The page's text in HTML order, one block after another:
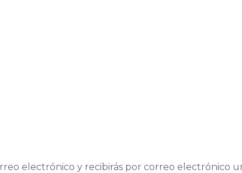
electrónico y recibirás por correo electrónico